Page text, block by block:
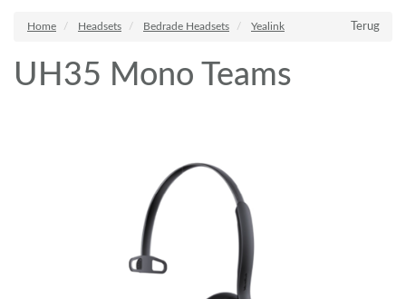
Terug
Home Headsets Bedrade Headsets Yealink
UH35 Mono Teams